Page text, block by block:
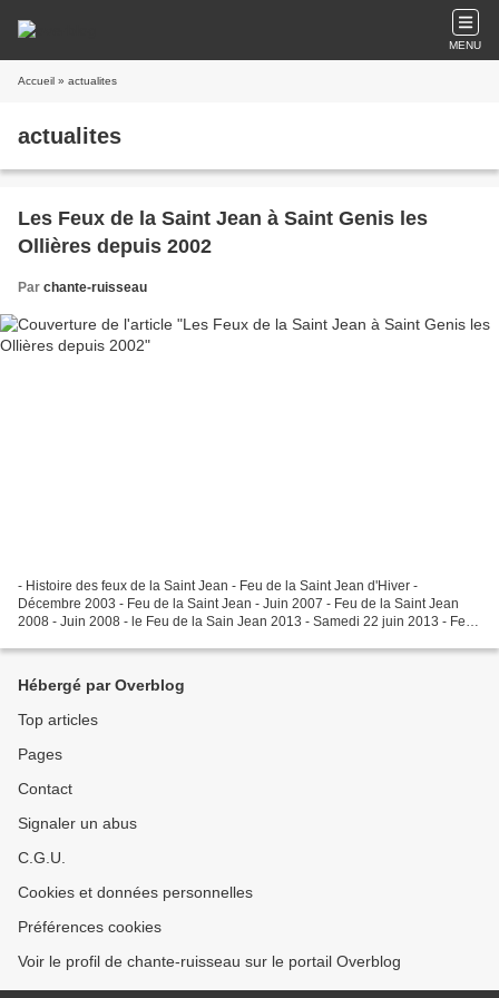
MENU
Accueil » actualites
actualites
Les Feux de la Saint Jean à Saint Genis les
Ollières depuis 2002
Par chante-ruisseau
- Histoire des feux de la Saint Jean - Feu de la Saint Jean d'Hiver -
Décembre 2003 - Feu de la Saint Jean - Juin 2007 - Feu de la Saint Jean
2008 - Juin 2008 - le Feu de la Sain Jean 2013 - Samedi 22 juin 2013 - Feu
Hébergé par Overblog
Top articles
Pages
Contact
Signaler un abus
C.G.U.
Cookies et données personnelles
Préférences cookies
Voir le profil de chante-ruisseau sur le portail Overblog